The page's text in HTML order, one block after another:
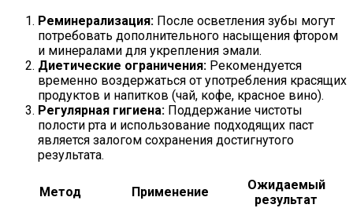
Реминерализация: После осветления зубы могут
потребовать дополнительного насыщения фтором
и минералами для укрепления эмали.
Диетические ограничения: Рекомендуется
временно воздержаться от употребления красящих
продуктов и напитков (чай, кофе, красное вино).
Регулярная гигиена: Поддержание чистоты
полости рта и использование подходящих паст
является залогом сохранения достигнутого
результата.
Метод Применение
Ожидаемый
результат